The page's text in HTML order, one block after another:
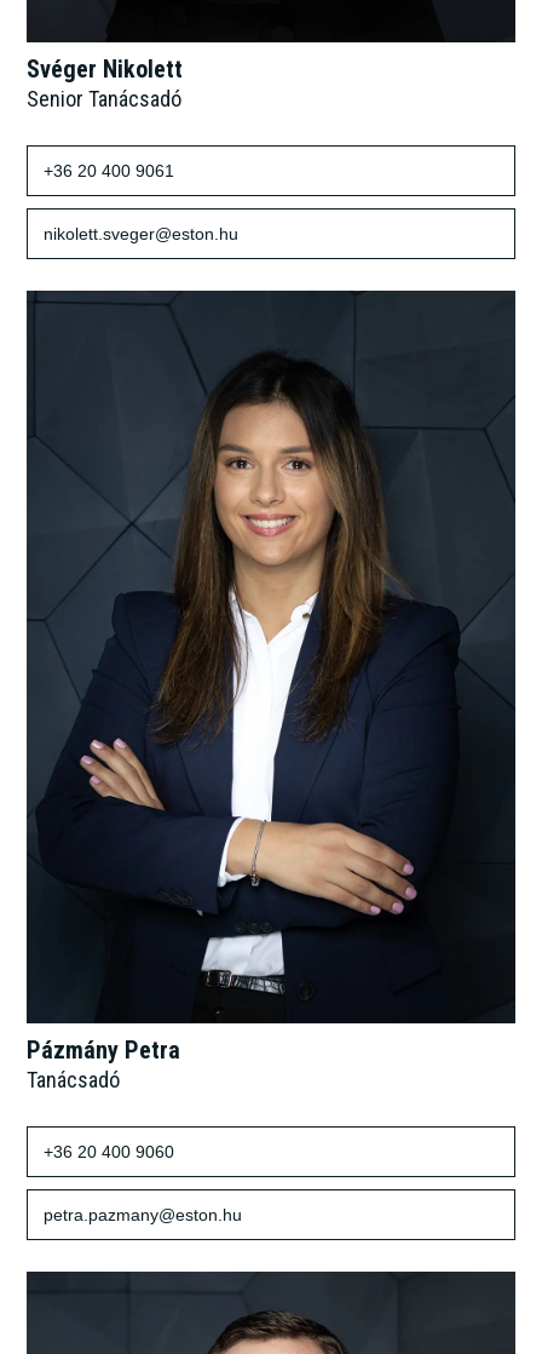
Svéger Nikolett
Senior Tanácsadó
+36 20 400 9061
nikolett.sveger@eston.hu
Pázmány Petra
Tanácsadó
+36 20 400 9060
petra.pazmany@eston.hu